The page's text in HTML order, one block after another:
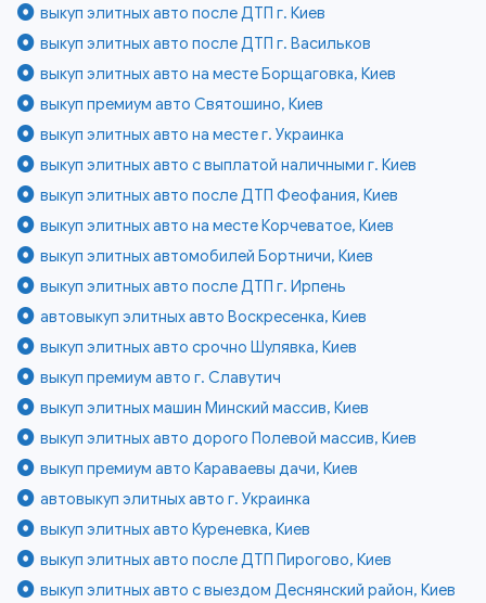
выкуп элитных авто после ДТП г. Киев
выкуп элитных авто после ДТП г. Васильков
выкуп элитных авто на месте Борщаговка, Киев
выкуп премиум авто Святошино, Киев
выкуп элитных авто на месте г. Украинка
выкуп элитных авто с выплатой наличными г. Киев
выкуп элитных авто после ДТП Феофания, Киев
выкуп элитных авто на месте Корчеватое, Киев
выкуп элитных автомобилей Бортничи, Киев
выкуп элитных авто после ДТП г. Ирпень
автовыкуп элитных авто Воскресенка, Киев
выкуп элитных авто срочно Шулявка, Киев
выкуп премиум авто г. Славутич
выкуп элитных машин Минский массив, Киев
выкуп элитных авто дорого Полевой массив, Киев
выкуп премиум авто Караваевы дачи, Киев
автовыкуп элитных авто г. Украинка
выкуп элитных авто Куреневка, Киев
выкуп элитных авто после ДТП Пирогово, Киев
выкуп элитных авто с выездом Деснянский район, Киев